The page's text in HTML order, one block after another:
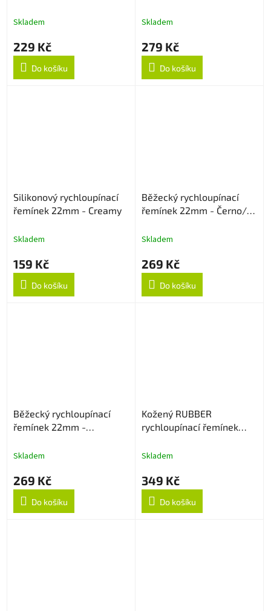
Skladem
229 Kč
Do košíku
Skladem
279 Kč
Do košíku
Silikonový rychloupínací
řemínek 22mm - Creamy
Skladem
159 Kč
Do košíku
Běžecký rychloupínací
řemínek 22mm - Černo/
Skladem
269 Kč
Do košíku
Běžecký rychloupínací
řemínek 22mm -
Skladem
269 Kč
Do košíku
Kožený RUBBER
rychloupínací řemínek
Skladem
349 Kč
Do košíku